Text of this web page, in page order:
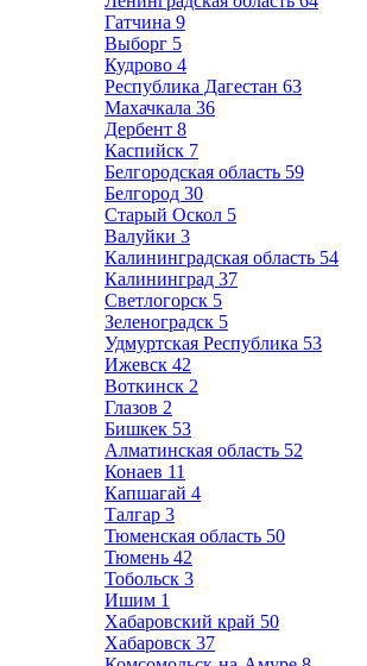
Гатчина 9
Выборг 5
Кудрово 4
Республика Дагестан 63
Махачкала 36
Дербент 8
Каспийск 7
Белгородская область 59
Белгород 30
Старый Оскол 5
Валуйки 3
Калининградская область 54
Калининград 37
Светлогорск 5
Зеленоградск 5
Удмуртская Республика 53
Ижевск 42
Воткинск 2
Глазов 2
Бишкек 53
Алматинская область 52
Конаев 11
Капшагай 4
Талгар 3
Тюменская область 50
Тюмень 42
Тобольск 3
Ишим 1
Хабаровский край 50
Хабаровск 37